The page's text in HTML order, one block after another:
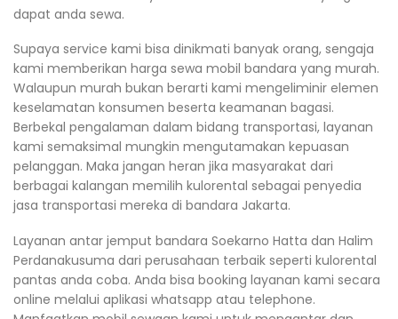
dapat anda sewa.
Supaya service kami bisa dinikmati banyak orang, sengaja
kami memberikan harga sewa mobil bandara yang murah.
Walaupun murah bukan berarti kami mengeliminir elemen
keselamatan konsumen beserta keamanan bagasi.
Berbekal pengalaman dalam bidang transportasi, layanan
kami semaksimal mungkin mengutamakan kepuasan
pelanggan. Maka jangan heran jika masyarakat dari
berbagai kalangan memilih kulorental sebagai penyedia
jasa transportasi mereka di bandara Jakarta.
Layanan antar jemput bandara Soekarno Hatta dan Halim
Perdanakusuma dari perusahaan terbaik seperti kulorental
pantas anda coba. Anda bisa booking layanan kami secara
online melalui aplikasi whatsapp atau telephone.